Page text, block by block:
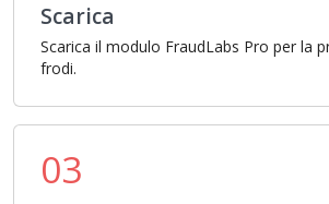
Scarica
Scarica il modulo FraudLabs Pro per la
frodi.
03